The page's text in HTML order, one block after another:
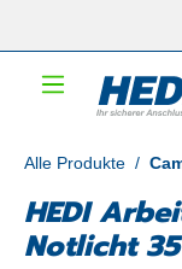
Alle Produkte /
HEDI
Notlicht